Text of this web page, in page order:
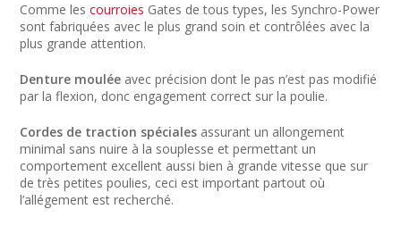
Comme lescourroies Gates de tous types, les Synchro-Power
sont fabriquées avec le plus grand soin et contrôlées avec la
plus grande attention.
Denture moulée avec précision dont le pas n’est pas modifié
par la flexion, donc engagement correct sur la poulie.
Cordes de traction spéciales assurant un allongement
minimal sans nuire à la souplesse et permettant un
comportement excellent aussi bien à grande vitesse que sur
de très petites poulies, ceci est important partout où
l’allégement est recherché.